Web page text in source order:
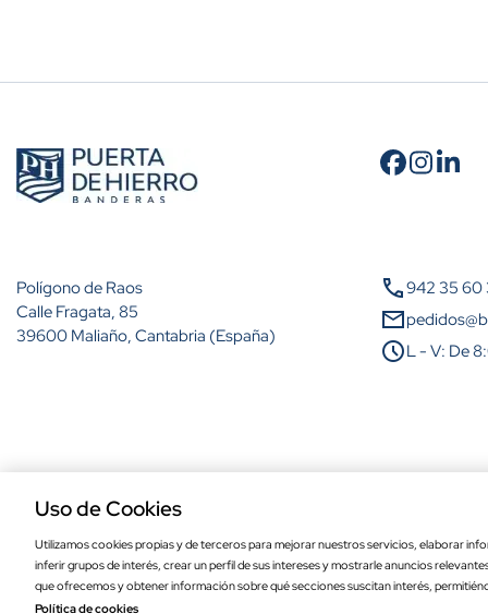
Bandera de Almensilla de alta calidad
Cantidad
A partir de 5 unidades
A partir de 100 unidades
Polígono de Raos
Calle Fragata, 85
39600 Maliaño, Cantabria (España)
call942 35 60
mail
scheduleL - V: De
Uso de Cookies
Utilizamos cookies propias y de terceros para mejorar nuestros servicios, elaborar
inferir grupos de interés, crear un perfil de sus intereses y mostrarle anuncios
que ofrecemos y obtener información sobre qué secciones suscitan interés,
Política de cookies